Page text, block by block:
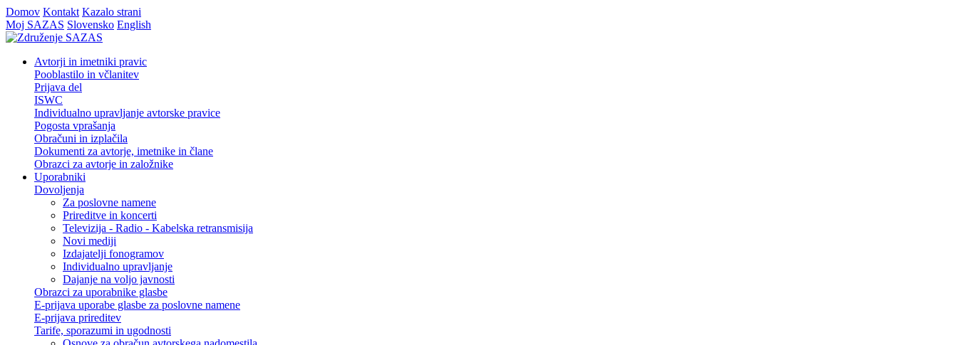
Domov Kontakt Kazalo strani
Moj SAZAS Slovensko English
Avtorji in imetniki pravic
Pooblastilo in včlanitev
Prijava del
ISWC
Individualno upravljanje avtorske pravice
Pogosta vprašanja
Obračuni in izplačila
Dokumenti za avtorje, imetnike in člane
Obrazci za avtorje in založnike
Uporabniki
Dovoljenja
Za poslovne namene
Prireditve in koncerti
Televizija - Radio - Kabelska retransmisija
Novi mediji
Izdajatelji fonogramov
Individualno upravljanje
Dajanje na voljo javnosti
Obrazci za uporabnike glasbe
E-prijava uporabe glasbe za poslovne namene
E-prijava prireditev
Tarife, sporazumi in ugodnosti